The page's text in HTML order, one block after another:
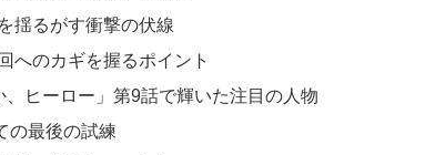
揺るがす衝撃の伏線
へのカギを握るポイント
、ヒーロー」第9話で輝いた注目の人物
の最後の試練